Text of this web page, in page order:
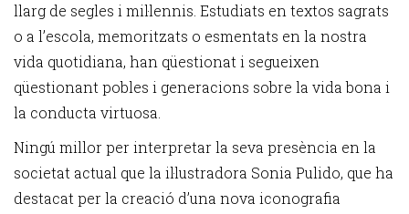
llarg de segles i mil·lennis. Estudiats en textos sagrats
o a l’escola, memoritzats o esmentats en la nostra
vida quotidiana, han qüestionat i segueixen
qüestionant pobles i generacions sobre la vida bona i
la conducta virtuosa.
Ningú millor per interpretar la seva presència en la
societat actual que la il·lustradora Sonia Pulido, que ha
destacat per la creació d’una nova iconografia